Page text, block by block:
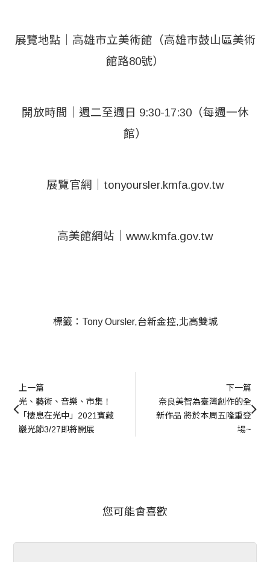
展覽地點｜高雄市立美術館（高雄市鼓山區美術
館路80號）
開放時間｜週二至週日 9:30-17:30（每週一休
館）
展覽官網｜tonyoursler.kmfa.gov.tw
高美館網站｜www.kmfa.gov.tw
標籤： Tony Oursler 台新金控 北高雙城
上一篇
光、藝術、音樂、市集！
「棲息在光中」2021寶藏
巖光節3/27即將開展
下一篇
奈良美智為臺灣創作的全
新作品 將於本周五隆重登
場~
您可能會喜歡